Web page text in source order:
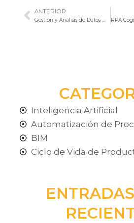
AntANTERIOR
Gestión y Análisis de Datos mediante la integración de Bexel Manager y Power BI
Inteligencia Artificial
Automatización de
BIM
Ciclo de Vida de